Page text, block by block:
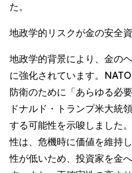
た。
地政学的リスクが金の安全
地政学的背景により、金の
に強化されています。
防衛のために「あらゆる必
ドナルド・トランプ米大統
する可能性を示唆しました
性は、危機時に価値を維持
性が低いため、投資家を金